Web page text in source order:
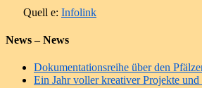
Quell e: Infolink
News – News
Dokumentationsreihe über den
Ein Jahr voller kreativer Projekte